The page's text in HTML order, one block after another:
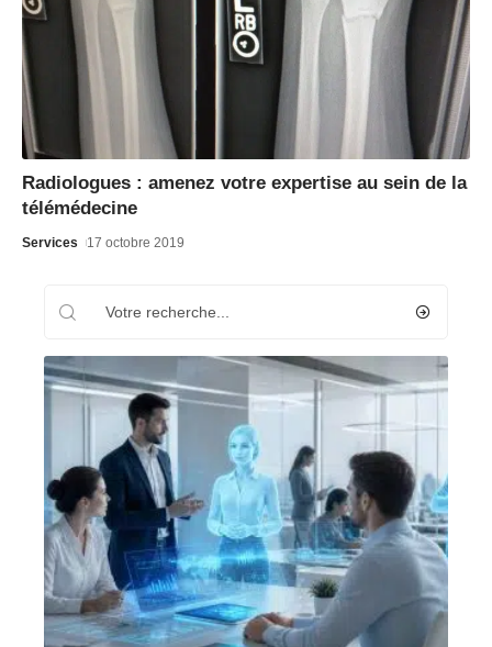
Radiologues : amenez votre expertise au sein de la
télémédecine
Services 17 octobre 2019